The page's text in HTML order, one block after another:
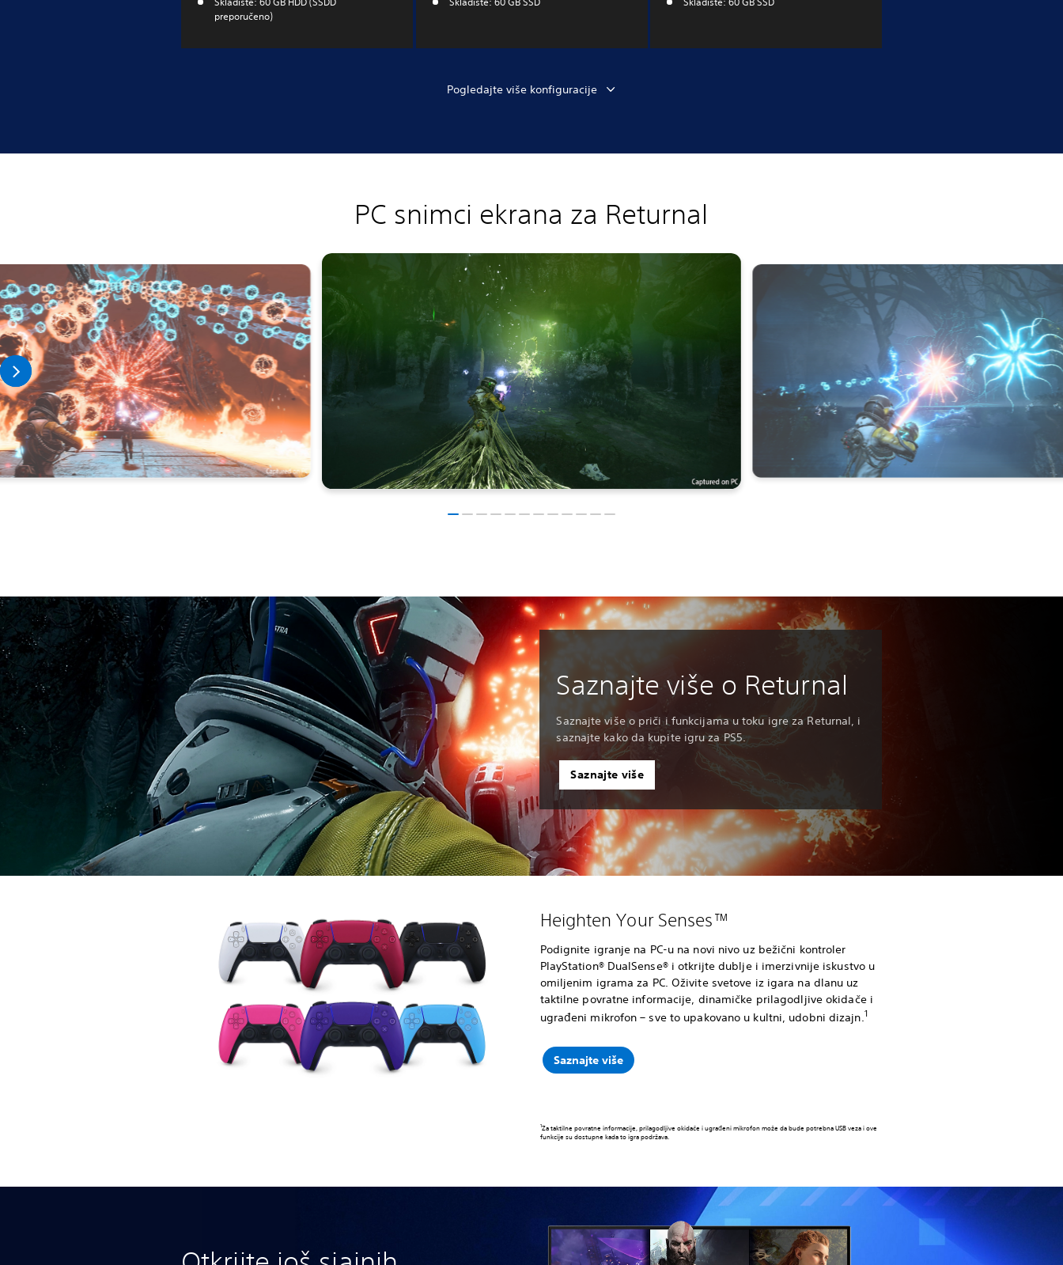
preporučeno)
Pogledajte više konfiguracije
PC snimci ekrana za Returnal
Saznajte više o Returnal
Saznajte više o priči i funkcijama u toku igre za Returnal, i
saznajte kako da kupite igru za PS5.
Saznajte više
Heighten Your Senses™
Podignite igranje na PC-u na novi nivo uz bežični kontroler
PlayStation® DualSense® i otkrijte dublje i imerzivnije iskustvo u
omiljenim igrama za PC. Oživite svetove iz igara na dlanu uz
taktilne povratne informacije, dinamičke prilagodljive okidače i
ugrađeni mikrofon – sve to upakovano u kultni, udobni dizajn.1
Saznajte više
1Za taktilne povratne informacije, prilagodljive okidače i ugrađeni mikrofon može da bude potrebna USB veza i ove
funkcije su dostupne kada to igra podržava.